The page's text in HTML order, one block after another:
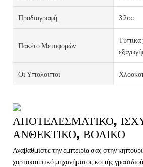
Προδιαγραφή 32cc
Πακέτο Μεταφορών
Τυπικά
Οι Υπολοιποι
ΑΠΟΤΕΛΕΣΜΑΤΙΚΌ,
ΑΝΘΕΚΤΙΚΌ, ΒΟΛΙΚΌ
Αναβαθμίστε την εμπειρία σας στην
χορτοκοπτικό μηχανήματος κοπής γρασιδιού